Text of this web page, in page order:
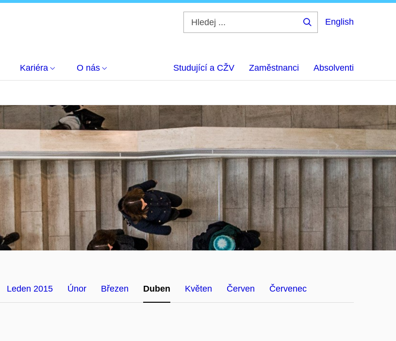
English
Kariéra O nás Studující a CŽV Zaměstnanci Absolventi
Leden 2015 Únor Březen Duben Květen Červen Červenec